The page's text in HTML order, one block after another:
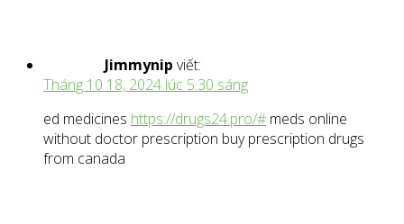
Jimmynip viết:
Tháng 10 18, 2024 lúc 5:30 sáng
ed medicines https://drugs24.pro/# meds online
without doctor prescription buy prescription drugs
from canada